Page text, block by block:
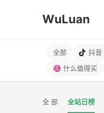
WuLuan
全部 抖音
什么值得买
全 部 全站日榜